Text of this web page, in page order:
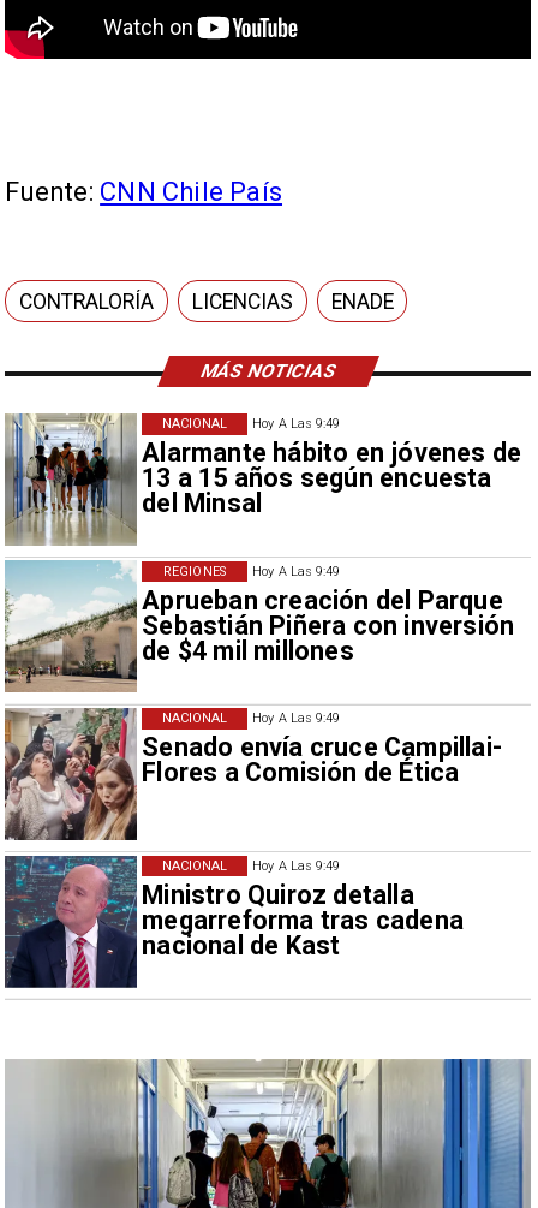
MÁS NOTICIAS
Hoy A Las 9:49
Alarmante hábito en jóvenes de
13 a 15 años según encuesta
del Minsal
NACIONAL
Hoy A Las 9:49
Aprueban creación del Parque
Sebastián Piñera con inversión
de $4 mil millones
REGIONES
Hoy A Las 9:49
Senado envía cruce Campillai-
Flores a Comisión de Ética
NACIONAL
Hoy A Las 9:49
Ministro Quiroz detalla
megarreforma tras cadena
nacional de Kast
NACIONAL
Fuente: CNN Chile País
CONTRALORÍA LICENCIAS ENADE